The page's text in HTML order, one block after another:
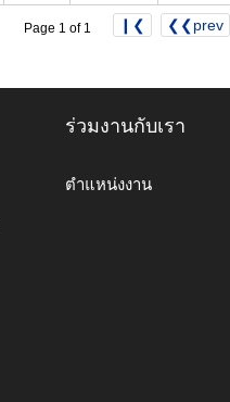
Page 1 of 1 ❙❮ ❮❮prev
ร่วมงานกับเรา
ตำแหน่งงาน